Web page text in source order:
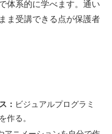
体系的に学べます。通い
ま受講できる点が保護者
： ビジュアルプログラミ
作る。